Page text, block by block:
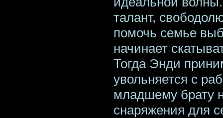
талант,
помочь семье
начинает
Тогда Энди
увольняется с
младшему брату
снаряжения для